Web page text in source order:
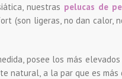
nuestras pelucas de
(son ligeras, no dan calor,
posee los más
natural, a la par que es más